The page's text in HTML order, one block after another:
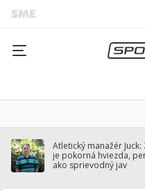
Atletický manažér
je pokorná hviezda,
ako sprievodný jav